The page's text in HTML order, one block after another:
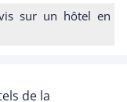
sur un hôtel en
de la